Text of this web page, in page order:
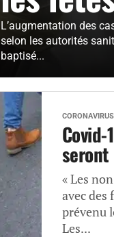
L’augmentation des
selon les autorités
baptisé...
CORONAVIRUS
« Les
avec des
prévenu
Les...